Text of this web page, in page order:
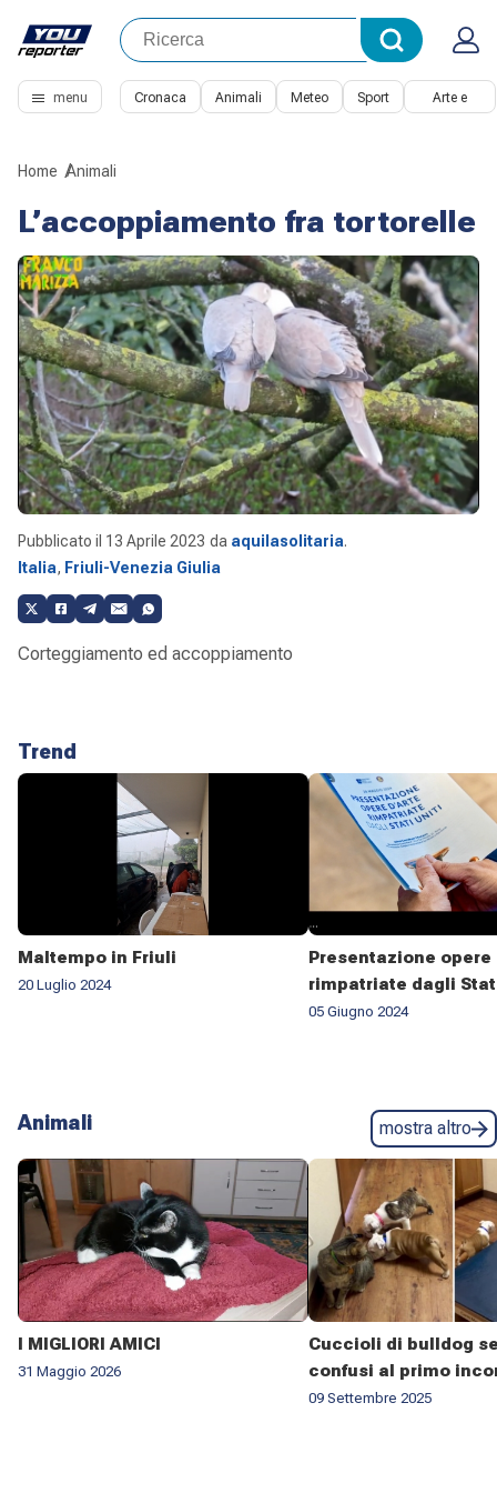
menu Cronaca Animali Meteo Sport Arte e
Home Animali
L’accoppiamento fra tortorelle
Pubblicato il 13 Aprile 2023 da aquilasolitaria.
Italia, Friuli-Venezia Giulia
Corteggiamento ed accoppiamento
Trend
Maltempo in Friuli
20 Luglio 2024
Presentazione
rimpatriate dagli
05 Giugno 2024
Animali mostra altro
I MIGLIORI AMICI
31 Maggio 2026
Cuccioli di bulldog
confusi al primo
gatto
09 Settembre 2025